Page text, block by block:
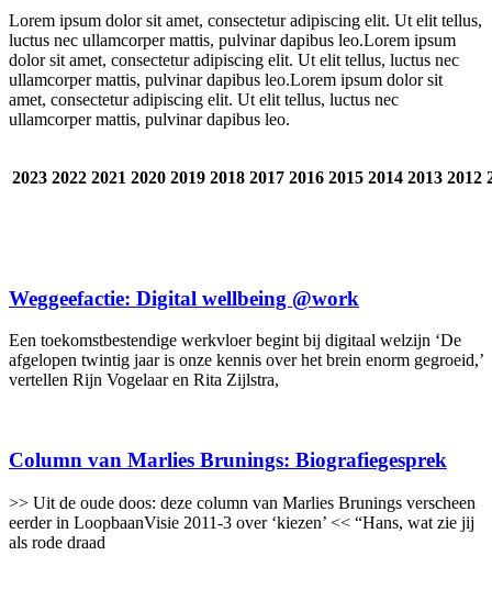
Lorem ipsum dolor sit amet, consectetur adipiscing elit. Ut elit tellus,
luctus nec ullamcorper mattis, pulvinar dapibus leo.Lorem ipsum
dolor sit amet, consectetur adipiscing elit. Ut elit tellus, luctus nec
ullamcorper mattis, pulvinar dapibus leo.Lorem ipsum dolor sit
amet, consectetur adipiscing elit. Ut elit tellus, luctus nec
ullamcorper mattis, pulvinar dapibus leo.
2023 2022 2021 2020 2019 2018 2017 2016 2015 2014 2013 2012
Weggeefactie: Digital wellbeing @work
Een toekomstbestendige werkvloer begint bij digitaal welzijn ‘De
afgelopen twintig jaar is onze kennis over het brein enorm gegroeid,’
vertellen Rijn Vogelaar en Rita Zijlstra,
Column van Marlies Brunings: Biografiegesprek
>> Uit de oude doos: deze column van Marlies Brunings verscheen
eerder in LoopbaanVisie 2011-3 over ‘kiezen’ << “Hans, wat zie jij
als rode draad